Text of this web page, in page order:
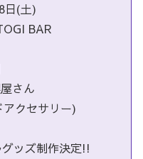
日(土)
BAR
さん
クセサリー)
ッズ制作決定!!